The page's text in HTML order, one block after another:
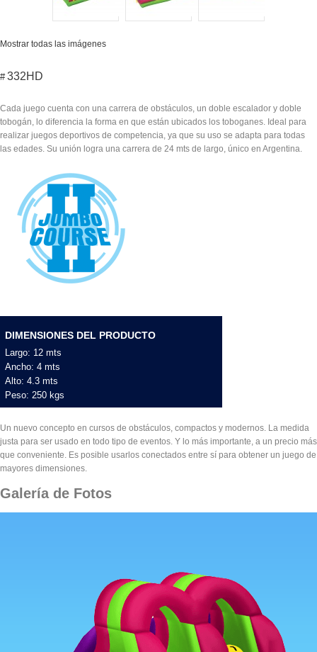
Mostrar todas las imágenes
# 332HD
Cada juego cuenta con una carrera de obstáculos, un doble escalador y doble
tobogán, lo diferencia la forma en que están ubicados los toboganes. Ideal para
realizar juegos deportivos de competencia, ya que su uso se adapta para todas
las edades. Su unión logra una carrera de 24 mts de largo, único en Argentina.
DIMENSIONES DEL PRODUCTO
Largo: 12 mts
Ancho: 4 mts
Alto: 4.3 mts
Peso: 250 kgs
Un nuevo concepto en cursos de obstáculos, compactos y modernos. La medida
justa para ser usado en todo tipo de eventos. Y lo más importante, a un precio más
que conveniente. Es posible usarlos conectados entre sí para obtener un juego de
mayores dimensiones.
Galería de Fotos